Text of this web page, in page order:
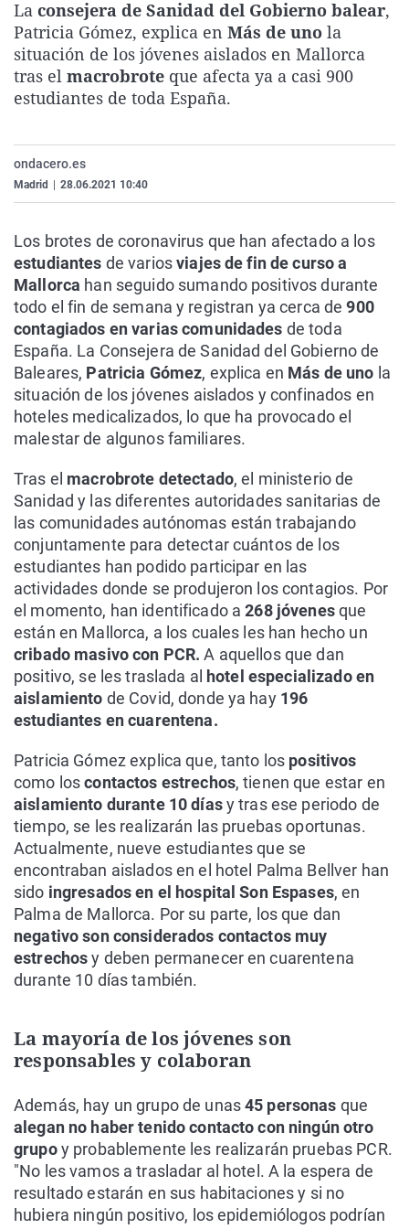
La rosa de los vientos
Gente viajera
Como el perro y el
Caso
Retornados
Equipo de
Extremadura
Galicia
La Rioja
País Vasco
Virales
Televisión
Elecciones
La consejera de Sanidad del Gobierno balear,
Patricia Gómez, explica en Más de uno la
situación de los jóvenes aislados en Mallorca
tras el macrobrote que afecta ya a casi 900
estudiantes de toda España.
ondacero.es
Madrid 28.06.2021 10:40
Los brotes de coronavirus que han afectado a los
estudiantes de variosviajes de fin de curso a
Mallorca han seguido sumando positivos durante
todo el fin de semana y registran ya cerca de900
contagiados en varias comunidades de toda
España. La Consejera de Sanidad del Gobierno de
Baleares, Patricia Gómez, explica en Más de uno la
situación de los jóvenes aislados y confinados en
hoteles medicalizados, lo que ha provocado el
malestar de algunos familiares.
Tras el macrobrote detectado, el ministerio de
Sanidad y las diferentes autoridades sanitarias de
las comunidades autónomas están trabajando
conjuntamente para detectar cuántos de los
estudiantes han podido participar en las
actividades donde se produjeron los contagios. Por
el momento, han identificado a268 jóvenesque
están en Mallorca, a los cuales les han hecho un
cribado masivo con PCR.A aquellos que dan
positivo, se les traslada al hotel especializado en
aislamiento de Covid, donde ya hay 196
estudiantes en cuarentena.
Patricia Gómez explica que, tanto los positivos
como loscontactos estrechos, tienen que estar en
aislamiento durante 10 díasy tras ese periodo de
tiempo, se les realizarán las pruebas oportunas.
Actualmente, nueve estudiantes que se
encontraban aislados en el hotel Palma Bellver han
sido ingresados en el hospital Son Espases, en
Palma de Mallorca. Por su parte, los que dan
negativo son considerados contactos muy
estrechosy deben permanecer en cuarentena
durante 10 días también.
La mayoría de los jóvenes son
responsables y colaboran
Además, hay un grupo de unas45 personas que
alegan no haber tenido contacto con ningún otro
grupoy probablemente les realizarán pruebas PCR.
"No les vamos a trasladar al hotel. A la espera de
resultado estarán en sus habitaciones y si no
hubiera ningún positivo, los epidemiólogos podrían